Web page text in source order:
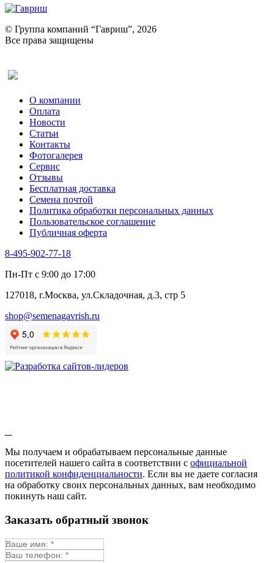
© Группа компаний “Гавриш”, 2026
Все права защищены
О компании
Оплата
Новости
Статьи
Контакты
Фотогалерея​
Сервис
Отзывы
Бесплатная доставка
Семена почтой
Политика обработки персональных данных
Пользовательское соглашение
Публичная оферта
8-495-902-77-18
Пн-Пт с 9:00 до 17:00
127018, г.Москва, ул.Складочная, д.3, стр 5
shop@semenagavrish.ru
Мы получаем и обрабатываем персональные данные
посетителей нашего сайта в соответствии с официальной
политикой конфиденциальности. Если вы не даете согласия
на обработку своих персональных данных, вам необходимо
покинуть наш сайт.
Заказать обратный звонок